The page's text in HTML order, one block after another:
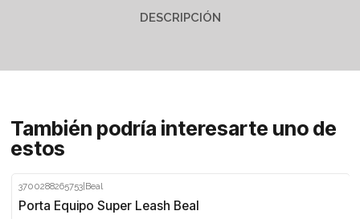
DESCRIPCIÓN
También podría interesarte uno de
estos
-5%
3700288265753 Beal
Porta Equipo Super Leash Beal